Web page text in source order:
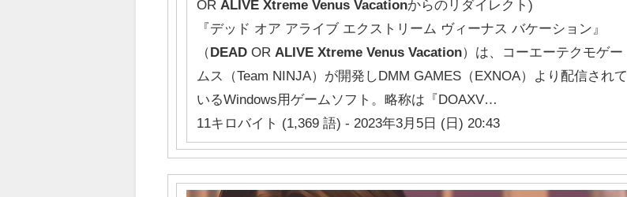
OR ALIVE Xtreme Venus Vacationからのリダイレクト)
『デッド オア アライブ エクストリーム ヴィーナス バケーション』
（DEAD OR ALIVE Xtreme Venus Vacation）は、コーエーテクモゲー
ムス（Team NINJA）が開発しDMM GAMES（EXNOA）より配信されて
いるWindows用ゲームソフト。略称は『DOAXV…
11キロバイト (1,369 語) - 2023年3月5日 (日) 20:43